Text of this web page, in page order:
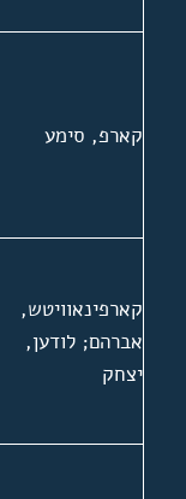
קארפ, סימע
קארפינאוויטש,
אברהם; לודען,
יצחק